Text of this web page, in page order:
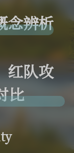
念辨析
红队攻
比